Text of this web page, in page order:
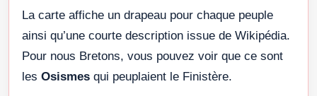
La carte affiche un drapeau pour chaque peuple
ainsi qu’une courte description issue de Wikipédia.
Pour nous Bretons, vous pouvez voir que ce sont
les Osismes qui peuplaient le Finistère.